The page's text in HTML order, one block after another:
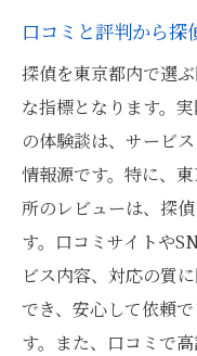
口コミと評判から探
探偵を東京都内で選
な指標となります。
の体験談は、サービ
情報源です。特に、
所のレビューは、探
す。口コミサイトや
ビス内容、対応の質
でき、安心して依頼
す。また、口コミで